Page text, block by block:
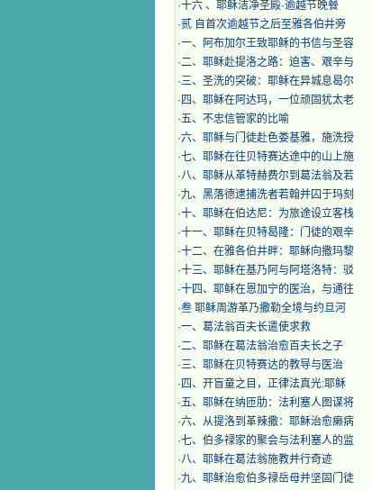
·十六 、耶稣洁净圣殿·逾越节晚餐
·贰 自首次逾越节之后至雅各伯井旁
·一、阿布加尔王致耶稣的书信与圣容
·二、耶稣赴提洛之路：迫害、艰辛与
·三、圣洗的突破：耶稣在异城息曷尔
· 四、耶稣在阿达玛，一位顽固犹太老
·五、不忠信管家的比喻
·六、耶稣与门徒赴色娄基雅，施洗授
·七、耶稣在往贝特赛达途中的山上施
·八、耶稣从革特赫费尔到葛法翁及若
·九、黑落德逮捕洗者若翰并囚于玛刻
·十、耶稣在伯达尼：为旅途设立客栈
·十一、耶稣在贝特曷隆：门徒的艰辛
·十二、在雅各伯井畔：耶稣向撒玛黎
·十三、耶稣在基乃阿与阿塔洛特：驳
·十四、耶稣在恩加宁的医治，与通往
·叁 耶稣周游革乃撒勒全境与约旦河
·一、葛法翁百夫长遣使求救
·二、耶稣在葛法翁治愈百夫长之子
·三、耶稣在贝特赛达的教导与医治
· 四、开盲童之目，正律法真光:耶稣
·五、耶稣在纳匝肋：法利塞人图谋将
·六、从提洛到革辣撒：耶稣治愈癞病
·七、伯多禄家的聚会与法利塞人的监
·八、耶稣在葛法翁施教并行奇迹
·九、耶稣治愈伯多禄岳母并坚固门徒